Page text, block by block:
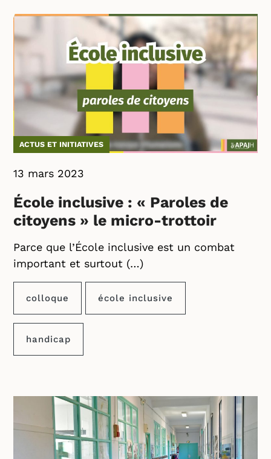
ACTUS ET INITIATIVES
13 mars 2023
École inclusive : « Paroles de
citoyens » le micro-trottoir
Parce que l’École inclusive est un combat
important et surtout (…)
colloque école inclusive
handicap